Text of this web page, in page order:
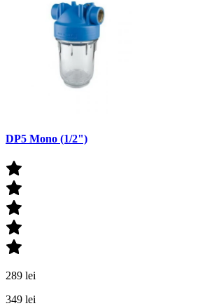
DP5 Mono (1/2")
289 lei
349 lei